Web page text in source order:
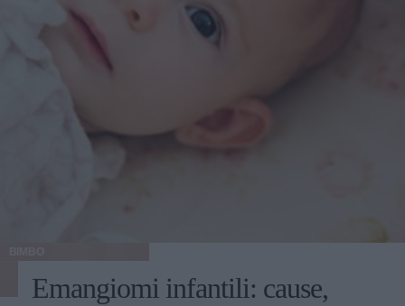
Emangiomi infantili: cause,